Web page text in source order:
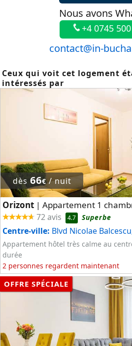
Nous avons
+4 0745
contact@in-
Ceux qui voit cet logement
intéressés par
dès 66€/ nuit
Orizont | Appartement 1
72 avis 4.7 Superbe
Centre-ville: Blvd Nicolae
Appartement hôtel très calme au
durée
2 personnes regardent maintenant
OFFRE SPÉCIALE